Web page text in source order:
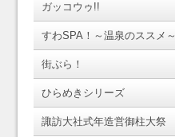
ガッコウゥ!!
すわSPA！～温泉のススメ～
街ぶら！
ひらめきシリーズ
諏訪大社式年造営御柱大祭